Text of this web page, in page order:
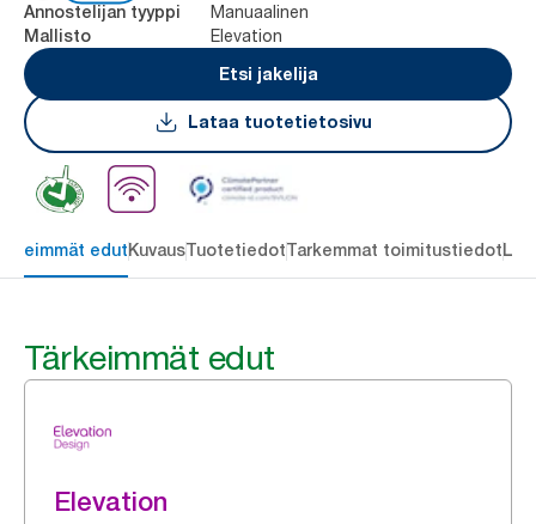
Annostelijan tyyppi Manuaalinen
Mallisto
Elevation
Etsi jakelija
Lataa tuotetietosivu
edutKuvausTuotetiedotTarkemmat toimitustiedot
Tärkeimmät edut
Elevation